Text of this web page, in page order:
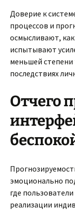
Доверие к
процессов и
осмысливают,
испытывают
меньшей
последствиях
Отчего
эмоционально
где
реализации